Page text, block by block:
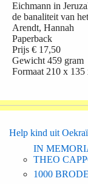
Eichmann in
de banaliteit van
Arendt, Hannah
Paperback
Prijs € 17,50
Gewicht459 gram
Formaat210 x 135
Help kind uit
IN
THEO
1000